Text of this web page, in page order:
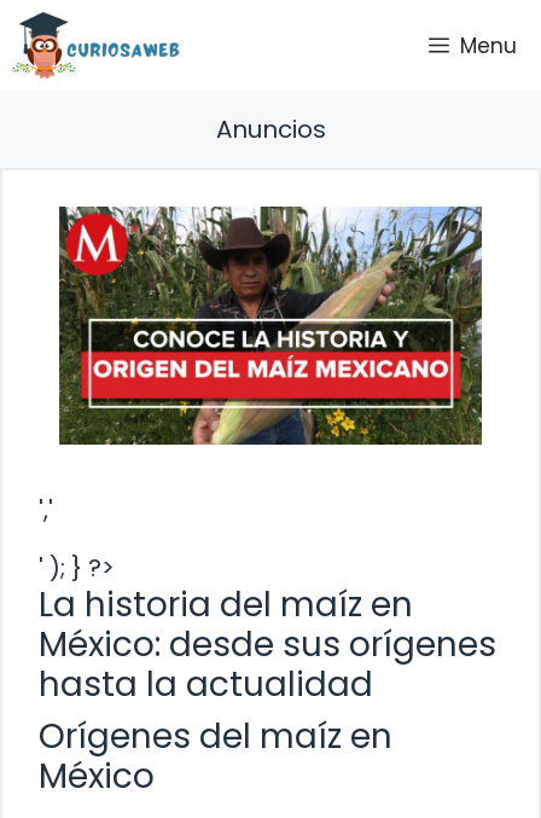
Saltar
contenido
Menu
Anuncios
','
' ); } ?>
La historia del maíz en
México: desde sus orígenes
hasta la actualidad
Orígenes del maíz en
México